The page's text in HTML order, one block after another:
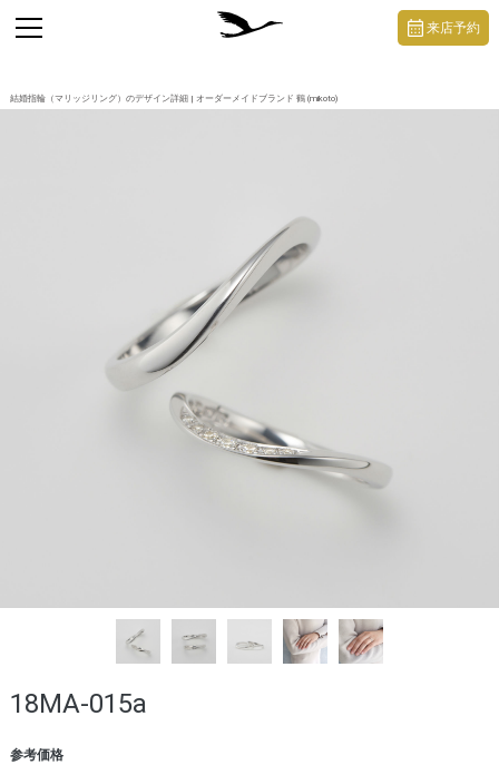
結婚指輪（マリッジリング）のデザイン詳細 | オーダーメイドブランド 鶴 (mikoto)
toggle
navigation
来店予約
18MA-015a
参考価格